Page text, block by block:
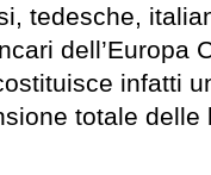
tedesche,
dell’Europa
infatti
totale delle